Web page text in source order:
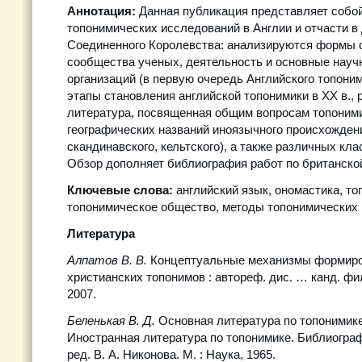
Аннотация: Данная публикация представляет
топонимических исследований в Англии и отчасти в
Соединенного Королевства: анализируются формы
сообщества ученых, деятельность и основные
организаций (в первую очередь Английского
этапы становления английской топонимики в XX в.,
литература, посвященная общим вопросам
географических названий иноязычного
скандинавского, кельтского), а также различных
Обзор дополняет библиография работ по
Ключевые слова: английский язык, ономастика,
топонимическое общество, методы топонимических
Литература
Алпатов В. В. Концептуальные механизмы
христианских топонимов : автореф. дис. … канд.
2007.
Беленькая В. Д. Основная литература по
Иностранная литература по топонимике.
ред. В. А. Никонова. М. : Наука, 1965.